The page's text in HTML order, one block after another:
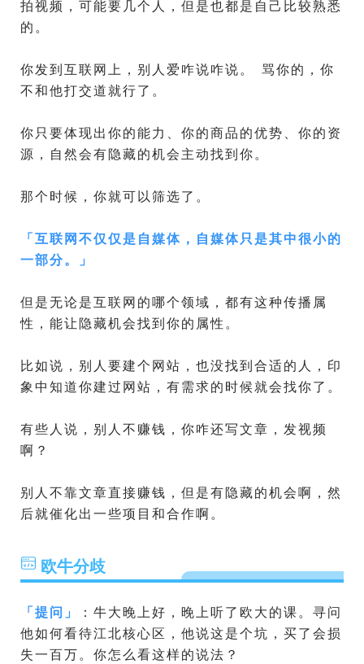
拍视频，可能要几个人，但是也都是自己比较熟悉
的。
你发到互联网上，别人爱咋说咋说。 骂你的，你
不和他打交道就行了。
你只要体现出你的能力、你的商品的优势、你的资
源，自然会有隐藏的机会主动找到你。
那个时候，你就可以筛选了。
「互联网不仅仅是自媒体，自媒体只是其中很小的
一部分。
」
但是无论是互联网的哪个领域，都有这种传播属
性，能让隐藏机会找到你的属性。
比如说，别人要建个网站，也没找到合适的人，印
象中知道你建过网站，有需求的时候就会找你了。
有些人说，别人不赚钱，你咋还写文章，发视频
啊？
别人不靠文章直接赚钱，但是有隐藏的机会啊，然
后就催化出一些项目和合作啊。
欧牛分歧
「提问 」
：牛大晚上好，晚上听了欧大的课。寻问
他如何看待江北核心区，他说这是个坑，买了会损
失一百万。你怎么看这样的说法？